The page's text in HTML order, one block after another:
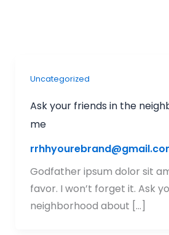
Uncategorized
Ask your friends in the
me
Godfather ipsum dolor sit
favor. I won’t forget it. Ask
neighborhood about […]